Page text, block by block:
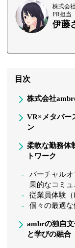
株式会
PR担当
伊藤
目次
株式会社
VR×メタバー
ン
柔軟な勤務体
トワーク
バーチャルオ
果的なコミ
従業員体験
個々の最適
ambrの独自
と学びの融合